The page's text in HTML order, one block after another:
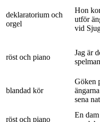
deklaratorium och
orgel
Hon
utför
vid
röst och piano
Jag är
spelman
blandad kör
Göken
sena
röst och piano
En